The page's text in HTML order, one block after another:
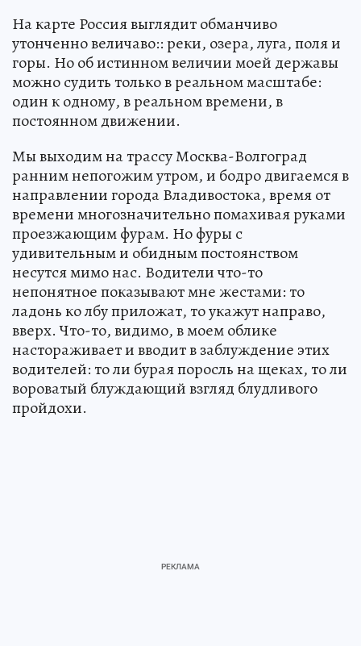
На карте Россия выглядит обманчиво
утонченно величаво:: реки, озера, луга, поля и
горы. Но об истинном величии моей державы
можно судить только в реальном масштабе:
один к одному, в реальном времени, в
постоянном движении.
Мы выходим на трассу Москва-Волгоград
ранним непогожим утром, и бодро двигаемся в
направлении города Владивостока, время от
времени многозначительно помахивая руками
проезжающим фурам. Но фуры с
удивительным и обидным постоянством
несутся мимо нас. Водители что-то
непонятное показывают мне жестами: то
ладонь ко лбу приложат, то укажут направо,
вверх. Что-то, видимо, в моем облике
настораживает и вводит в заблуждение этих
водителей: то ли бурая поросль на щеках, то ли
вороватый блуждающий взгляд блудливого
пройдохи.